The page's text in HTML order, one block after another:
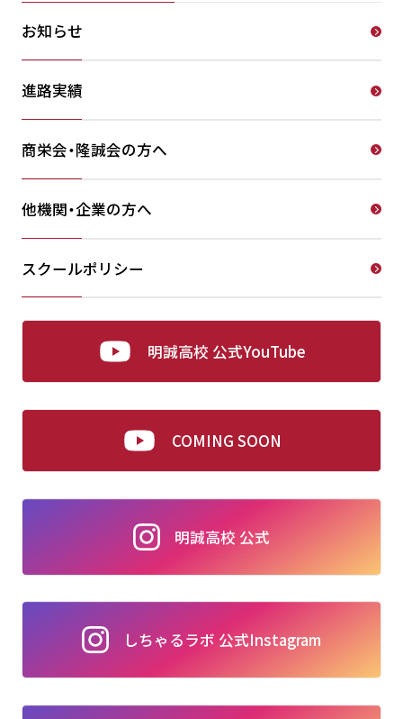
お知らせ
進路実績
商栄会・隆誠会の方へ
他機関・企業の方へ
スクールポリシー
明誠高校 公式YouTube
COMING SOON
明誠高校 公式
しちゃるラボ 公式Instagram